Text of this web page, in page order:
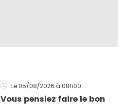
Le 05/08/2026 à 08h00
Vous pensiez faire le bon